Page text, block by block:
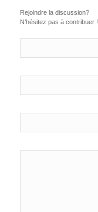
Rejoindre la discussion?
N’hésitez pas à contribuer !